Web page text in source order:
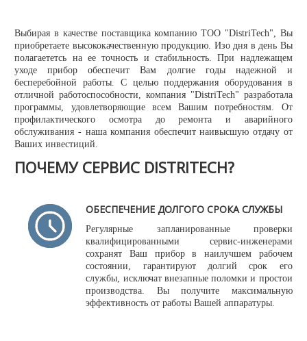
ОБОРУДОВАНИЕ
Лабораторное оборудование
Промышленное оборудование
РАСХОДНЫЕ МАТЕРИАЛЫ
СЕРВИС
КОНТАКТЫ
Ваше сообщение было успешно отправлено
Выбирая в качестве поставщика компанию ТОО "DistriTech", Вы
приобретаете высококачественную продукцию. Изо дня в день Вы
полагаететсь на ее точность и стабильность. При надлежащем
уходе прибор обеспечит Вам долгие годы надежной и
бесперебойной работы. С целью поддержания оборудования в
отличной работоспособности, компания "DistriTech" разработала
программы, удовлетворяющие всем Вашим потребностям. От
профилактического осмотра до ремонта и аварийного
обслуживания - наша компания обеспечит наивысшую отдачу от
Ваших инвестиций.
ПОЧЕМУ СЕРВИС DISTRITECH?
ОБЕСПЕЧЕНИЕ ДОЛГОГО СРОКА СЛУЖБЫ
Регулярные запланированные проверки
квалифицированными сервис-инженерами
сохранят Ваш прибор в наилучшем рабочем
состоянии, гарантируют долгий срок его
службы, исключат внезапные поломки и простои
производства. Вы получите максимальную
эффективность от работы Вашей аппаратуры.